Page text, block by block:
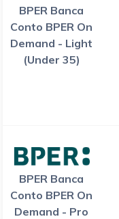
BPER Banca
Conto BPER On
Demand - Light
(Under 35)
BPER Banca
Conto BPER On
Demand - Pro